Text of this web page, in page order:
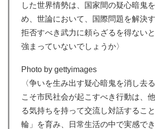
した世界情勢は、国家間の疑心暗鬼
め、世論において、国際問題を解決
拒否すべき武力に頼らざるを得ない
強まっていないでしょうか〉
Photo by gettyimages
〈争いを生み出す疑心暗鬼を消し去
こそ市民社会が起こすべき行動は、
る気持ちを持って交流し対話するこ
輪」を育み、日常生活の中で実感で